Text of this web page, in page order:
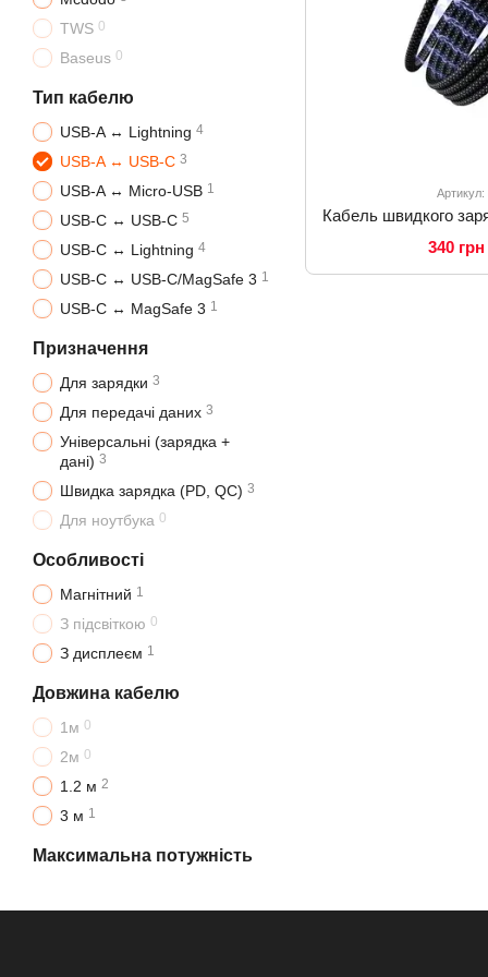
Артикул:
340 грн
TWS 0
Baseus 0
Тип кабелю
USB-A ↔ Lightning 4
USB-A ↔ USB-C 3
USB-A ↔ Micro-USB 1
USB-C ↔ USB-C 5
USB-C ↔ Lightning 4
USB-C ↔ USB-C/MagSafe 3 1
USB-C ↔ MagSafe 3 1
Призначення
Для зарядки 3
Для передачі даних 3
Універсальні (зарядка +
дані) 3
Швидка зарядка (PD, QC) 3
Для ноутбука 0
Особливості
Магнітний 1
З підсвіткою 0
З дисплеєм 1
Довжина кабелю
1м 0
2м 0
1.2 м 2
3 м 1
Максимальна потужність